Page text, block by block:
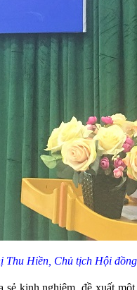
Thu Hiền, Chủ tịch Hội
sẻ kinh nghiệm, đề xuất